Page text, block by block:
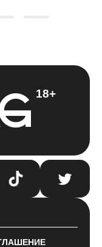
18+